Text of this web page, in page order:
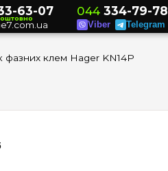
63-07 044 334-79-78
Viber Telegram
фазних клем Hager KN14P